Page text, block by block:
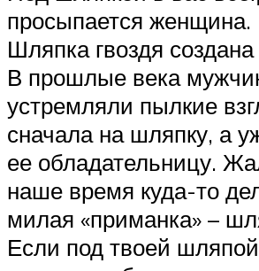
просыпается женщина.
Шляпка гвоздя
В прошлые века
устремляли пылкие
сначала на шляпку, а
ее обладательницу.
наше время куда-то
милая «приманка» –
Если под твоей